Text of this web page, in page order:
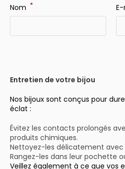
Nom *
Entretien de votre bijou
Nos bijoux sont conçus pour
éclat :
Évitez les contacts prolongés
produits chimiques.
Nettoyez-les délicatement
Rangez-les dans leur pochette
Veillez également à ce que vos